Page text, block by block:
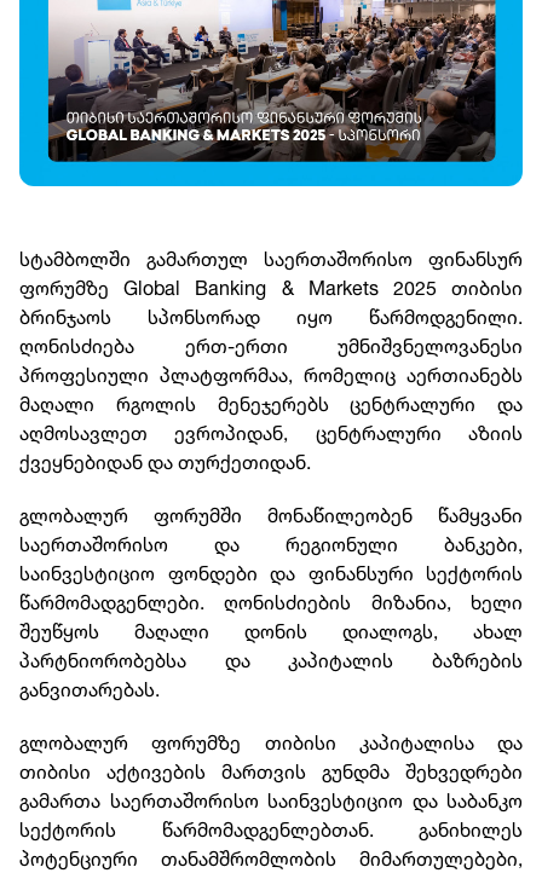
სტამბოლში გამართულ საერთაშორისო ფინანსურ
ფორუმზე Global Banking & Markets 2025 თიბისი
ბრინჯაოს სპონსორად იყო წარმოდგენილი.
ღონისძიება ერთ-ერთი უმნიშვნელოვანესი
პროფესიული პლატფორმაა, რომელიც აერთიანებს
მაღალი რგოლის მენეჯერებს ცენტრალური და
აღმოსავლეთ ევროპიდან, ცენტრალური აზიის
ქვეყნებიდან და თურქეთიდან.
გლობალურ ფორუმში მონაწილეობენ წამყვანი
საერთაშორისო და რეგიონული ბანკები,
საინვესტიციო ფონდები და ფინანსური სექტორის
წარმომადგენლები. ღონისძიების მიზანია, ხელი
შეუწყოს მაღალი დონის დიალოგს, ახალ
პარტნიორობებსა და კაპიტალის ბაზრების
განვითარებას.
გლობალურ ფორუმზე თიბისი კაპიტალისა და
თიბისი აქტივების მართვის გუნდმა შეხვედრები
გამართა საერთაშორისო საინვესტიციო და საბანკო
სექტორის წარმომადგენლებთან. განიხილეს
პოტენციური თანამშრომლობის მიმართულებები,